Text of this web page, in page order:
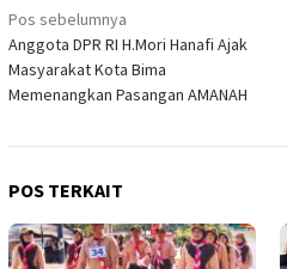
Navigasi
pos
Pos sebelumnya
Anggota DPR RI H.Mori Hanafi Ajak
Masyarakat Kota Bima
Memenangkan Pasangan AMANAH
POS TERKAIT